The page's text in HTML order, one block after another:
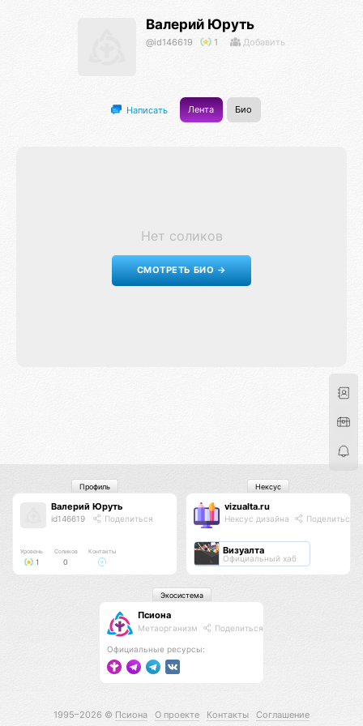
Валерий Юруть
@id146619 1 Добавить
Написать Лента Био
Нет соликов
СМОТРЕТЬ БИО →
Валерий Юруть
id146619 Поделиться
Уровень
1
Соликов
0
Контакты
Профиль
vizualta.ru
Нексус дизайна Поделиться
Визуалта
Официальный хаб
Нексус
Псиона
Метаорганизм Поделиться
Официальные ресурсы:
Экосистема
1995–2026 © Псиона О проекте Контакты Соглашение